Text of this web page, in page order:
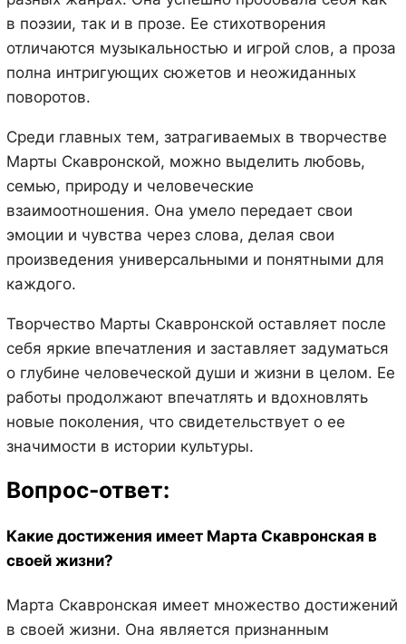
в поэзии, так и в прозе. Ее стихотворения
отличаются музыкальностью и игрой слов, а проза
полна интригующих сюжетов и неожиданных
поворотов.
Среди главных тем, затрагиваемых в творчестве
Марты Скавронской, можно выделить любовь,
семью, природу и человеческие
взаимоотношения. Она умело передает свои
эмоции и чувства через слова, делая свои
произведения универсальными и понятными для
каждого.
Творчество Марты Скавронской оставляет после
себя яркие впечатления и заставляет задуматься
о глубине человеческой души и жизни в целом. Ее
работы продолжают впечатлять и вдохновлять
новые поколения, что свидетельствует о ее
значимости в истории культуры.
Вопрос-ответ:
Какие достижения имеет Марта Скавронская в
своей жизни?
Марта Скавронская имеет множество достижений
в своей жизни. Она является признанным